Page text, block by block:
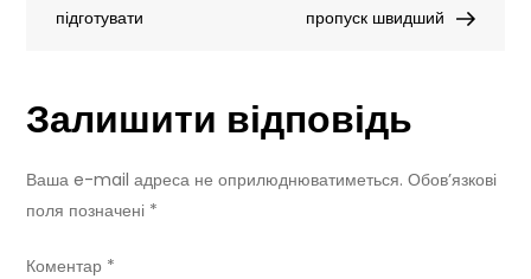
законопроєкт
вдарить
підготувати
пропуск швидший
Залишити відповідь
Ваша e-mail адреса не оприлюднюватиметься. Обов’язкові
поля позначені *
Коментар *